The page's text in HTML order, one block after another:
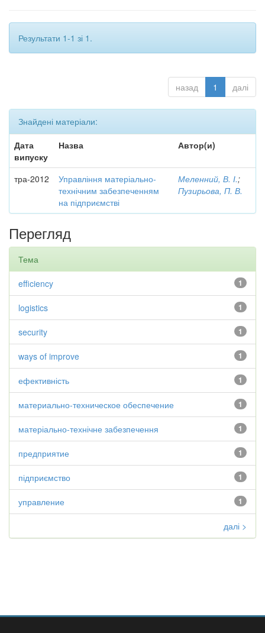
Результати 1-1 зі 1.
назад 1 далі
Знайдені матеріали:
Дата
випуску
Назва Автор(и)
тра-2012
Управління матеріально-
технічним забезпеченням
на підприємстві
Меленний, В. І.;
Пузирьова, П. В.
Перегляд
Тема
1
efficiency
1
logistics
1
security
1
ways of improve
1
ефективність
1
материально-техническое обеспечение
1
матеріально-технічне забезпечення
1
предприятие
1
підприємство
1
управление
далі >